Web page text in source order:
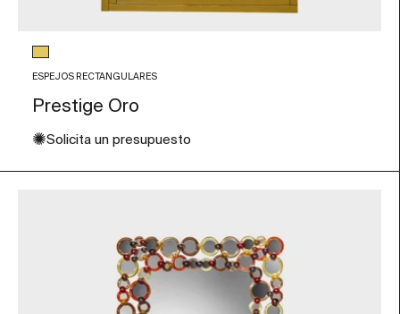
Color de Cristal
Pan de oro
ESPEJOS RECTANGULARES
Prestige Oro
✺Solicita un presupuesto